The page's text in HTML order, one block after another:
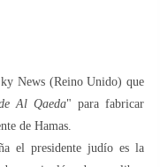
News (Reino Unido) que
Al Qaeda" para fabricar
de Hamas.
el presidente judío es la